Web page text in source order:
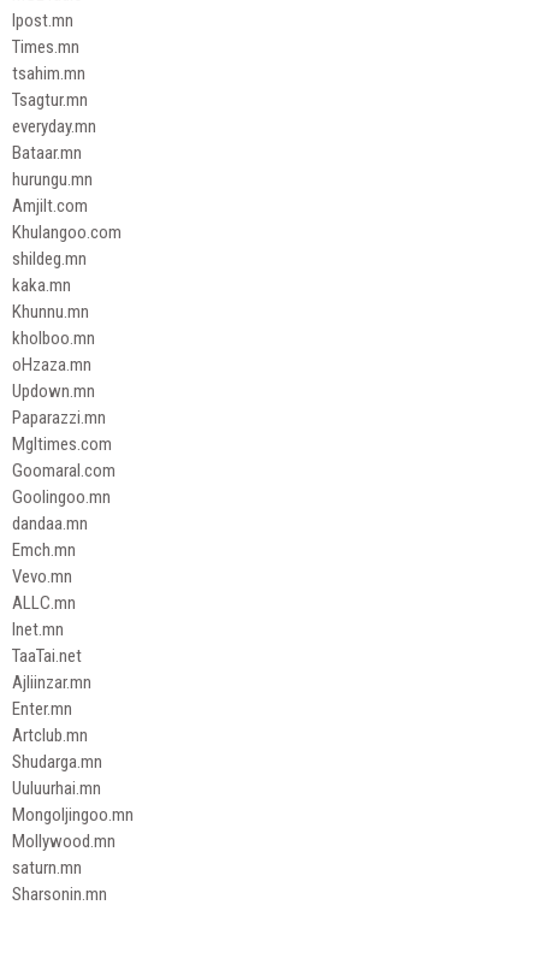
Ipost.mn
Times.mn
tsahim.mn
Tsagtur.mn
everyday.mn
Bataar.mn
hurungu.mn
Amjilt.com
Khulangoo.com
shildeg.mn
kaka.mn
Khunnu.mn
kholboo.mn
oHzaza.mn
Updown.mn
Paparazzi.mn
Mgltimes.com
Goomaral.com
Goolingoo.mn
dandaa.mn
Emch.mn
Vevo.mn
ALLC.mn
Inet.mn
TaaTai.net
Ajliinzar.mn
Enter.mn
Artclub.mn
Shudarga.mn
Uuluurhai.mn
Mongoljingoo.mn
Mollywood.mn
saturn.mn
Sharsonin.mn